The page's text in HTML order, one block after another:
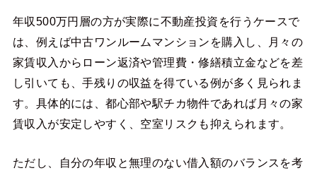
年収500万円層の方が実際に不動産投資を行うケースで
は、例えば中古ワンルームマンションを購入し、月々の
家賃収入からローン返済や管理費・修繕積立金などを差
し引いても、手残りの収益を得ている例が多く見られま
す。具体的には、都心部や駅チカ物件であれば月々の家
賃収入が安定しやすく、空室リスクも抑えられます。
ただし、自分の年収と無理のない借入額のバランスを考